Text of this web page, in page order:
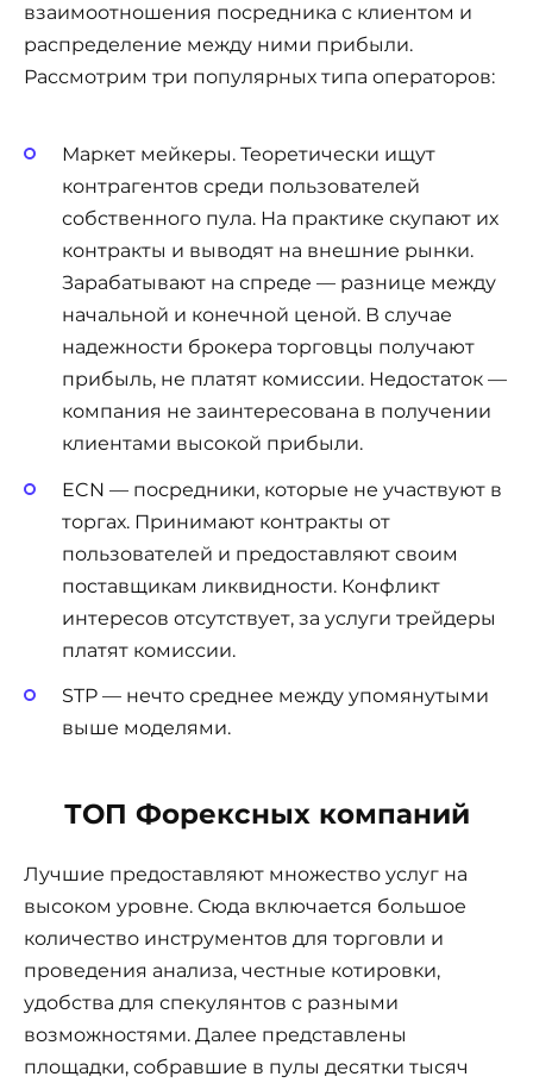
взаимоотношения посредника с клиентом и
распределение между ними прибыли.
Рассмотрим три популярных типа операторов:
Маркет мейкеры. Теоретически ищут
контрагентов среди пользователей
собственного пула. На практике скупают их
контракты и выводят на внешние рынки.
Зарабатывают на спреде — разнице между
начальной и конечной ценой. В случае
надежности брокера торговцы получают
прибыль, не платят комиссии. Недостаток —
компания не заинтересована в получении
клиентами высокой прибыли.
ECN — посредники, которые не участвуют в
торгах. Принимают контракты от
пользователей и предоставляют своим
поставщикам ликвидности. Конфликт
интересов отсутствует, за услуги трейдеры
платят комиссии.
STP — нечто среднее между упомянутыми
выше моделями.
ТОП Форексных компаний
Лучшие предоставляют множество услуг на
высоком уровне. Сюда включается большое
количество инструментов для торговли и
проведения анализа, честные котировки,
удобства для спекулянтов с разными
возможностями. Далее представлены
площадки, собравшие в пулы десятки тысяч